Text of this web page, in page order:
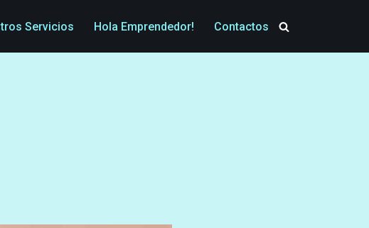
Servicios Hola Emprendedor! Contactos